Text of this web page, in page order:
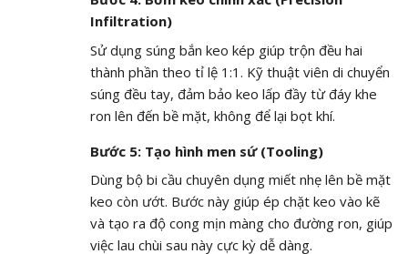
Infiltration)
Sử dụng súng bắn keo kép giúp trộn đều hai
thành phần theo tỉ lệ 1:1 . Kỹ thuật viên di chuyển
súng đều tay, đảm bảo keo lấp đầy từ đáy khe
ron lên đến bề mặt, không để lại bọt khí.
Bước 5: Tạo hình men sứ (Tooling)
Dùng bộ bi cầu chuyên dụng miết nhẹ lên bề mặt
keo còn ướt. Bước này giúp ép chặt keo vào kẽ
và tạo ra độ cong mịn màng cho đường ron, giúp
việc lau chùi sau này cực kỳ dễ dàng.